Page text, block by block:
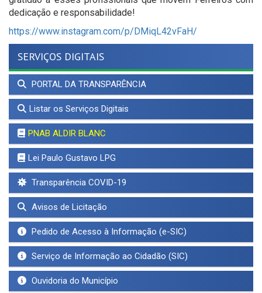
dedicação e responsabilidade!
https://www.instagram.com/p/DMiqL42vFaH/
SERVIÇOS DIGITAIS
PORTAL DA TRANSPARÊNCIA
Listar os Serviços Digitais
PNAB ALDIR BLANC
Lei Paulo Gustavo LPG
Transparência COVID-19
Avisos de Licitação
Pedido de Acesso à Informação (e-SIC)
Serviço de Informação ao Cidadão (SIC)
Ouvidoria do Município